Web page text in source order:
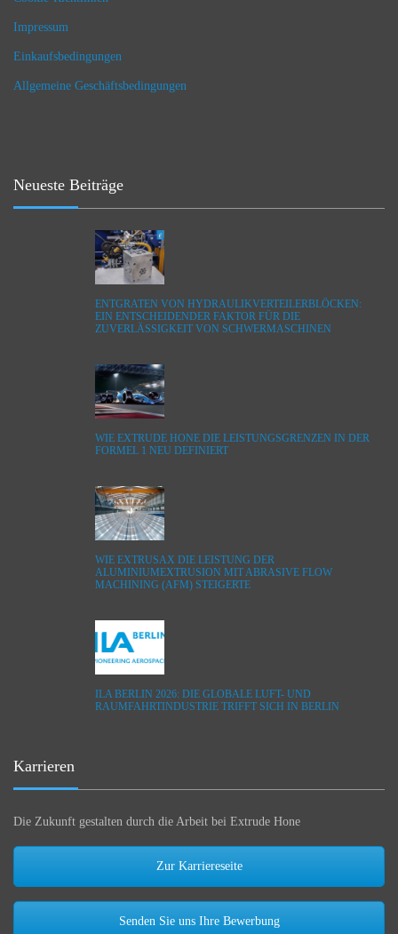
Impressum
Einkaufsbedingungen
Allgemeine Geschäftsbedingungen
Neueste Beiträge
ENTGRATEN VON HYDRAULIKVERTEILERBLÖCKEN:
EIN ENTSCHEIDENDER FAKTOR FÜR DIE
ZUVERLÄSSIGKEIT VON SCHWERMASCHINEN
WIE EXTRUDE HONE DIE LEISTUNGSGRENZEN IN DER
FORMEL 1 NEU DEFINIERT
WIE EXTRUSAX DIE LEISTUNG DER
ALUMINIUMEXTRUSION MIT ABRASIVE FLOW
MACHINING (AFM) STEIGERTE
ILA BERLIN 2026: DIE GLOBALE LUFT- UND
RAUMFAHRTINDUSTRIE TRIFFT SICH IN BERLIN
Karrieren
Die Zukunft gestalten durch die Arbeit bei Extrude Hone
Zur Karriereseite
Senden Sie uns Ihre Bewerbung